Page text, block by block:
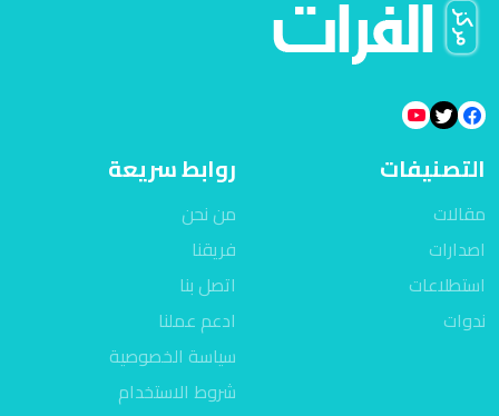
التصنيفات
مقالات
اصدارات
استطلاعات
ندوات
روابط سريعة
من نحن
فريقنا
اتصل بنا
ادعم عملنا
سياسة الخصوصية
شروط الاستخدام